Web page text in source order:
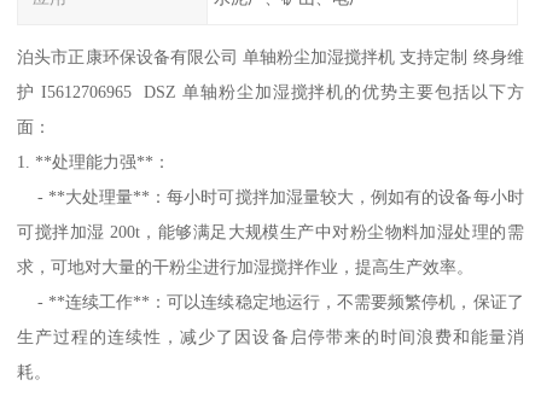
泊头市正康环保设备有限公司 单轴粉尘加湿搅拌机 支持定制 终身维
护 I5612706965 DSZ 单轴粉尘加湿搅拌机的优势主要包括以下方
面：
1. **处理能力强**：
- **大处理量**：每小时可搅拌加湿量较大，例如有的设备每小时
可搅拌加湿 200t，能够满足大规模生产中对粉尘物料加湿处理的需
求，可地对大量的干粉尘进行加湿搅拌作业，提高生产效率。
- **连续工作**：可以连续稳定地运行，不需要频繁停机，保证了
生产过程的连续性，减少了因设备启停带来的时间浪费和能量消
耗。